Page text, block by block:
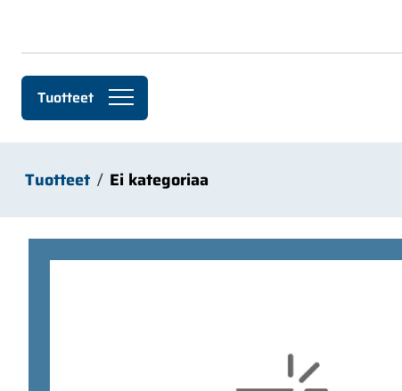
Tuotteet
Tuotteet Ei kategoriaa
Ohita kuvat